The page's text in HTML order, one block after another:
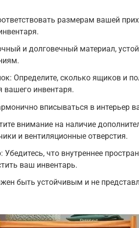
размерам вашей
и долговечный материал,
Определите, сколько ящиков и
вашего инвентаря.
вписываться в интерьер
внимание на наличие
и вентиляционные отверстия.
Убедитесь, что внутреннее
ваш инвентарь.
быть устойчивым и не